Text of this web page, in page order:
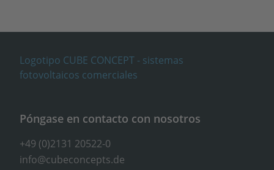
Póngase en contacto con nosotros
+49 (0)2131 20522-0
info@cubeconcepts.de